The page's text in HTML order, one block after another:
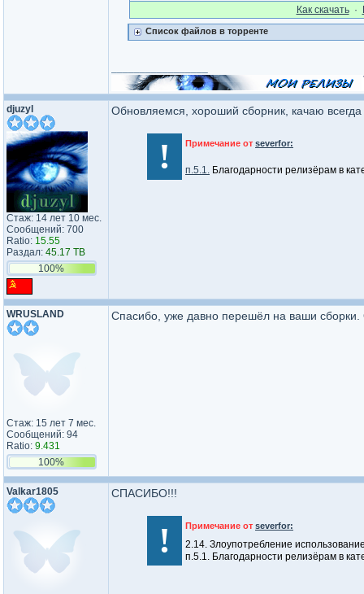
Как cкачать·
Список файлов в торренте
djuzyl
Стаж: 14 лет 10 мес.
Сообщений: 700
Ratio: 15.55
Раздал: 45.17 TB
100%
Обновляемся, хороший сборник, качаю
! Примечание от severfor:
п.5.1. Благодарности релизёрам в
WRUSLAND
Стаж: 15 лет 7 мес.
Сообщений: 94
Ratio: 9.431
100%
Спасибо, уже давно перешёл на ваши сборки.
Valkar1805 СПАСИБО!!!
! Примечание от severfor:
2.14. Злоупотребление
п.5.1. Благодарности релизёрам в